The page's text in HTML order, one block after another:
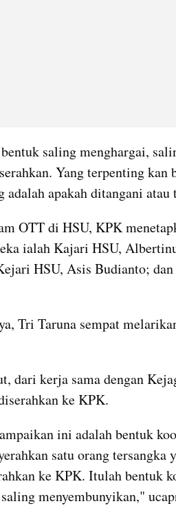
saling menghargai,
Yang terpenting kan
adalah apakah ditangani
OTT di HSU, KPK
ialah Kajari HSU,
HSU, Asis Budianto;
Tri Taruna sempat
dari kerja sama dengan
ke KPK.
ini adalah bentuk
satu orang
ke KPK. Itulah bentuk
menyembunyikan,"